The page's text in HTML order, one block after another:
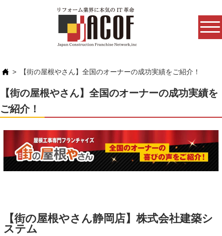
【街の屋根やさん】全国のオーナーの成功実績をご紹介！
【街の屋根やさん】全国のオーナーの成功実績を
ご紹介！
【街の屋根やさん静岡店】株式会社建築シ
ステム